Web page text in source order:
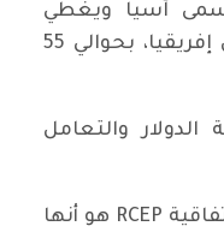
آسيا ويغطي
الشرق الأوسط وكذلك شمال إفريقيا، بحوالي 55
والتعامل
إن جوهر الصفقات التجارية لاتفاقية RCEP هو أنها